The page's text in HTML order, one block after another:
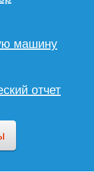
машину
отчет